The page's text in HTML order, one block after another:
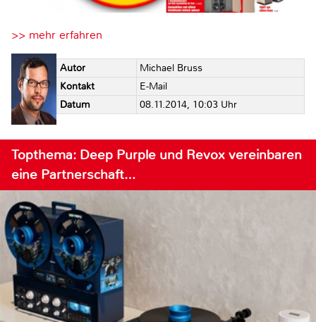
>> mehr erfahren
Autor
Michael Bruss
Kontakt
E-Mail
Datum
08.11.2014, 10:03 Uhr
Topthema: Deep Purple und Revox vereinbaren
eine Partnerschaft…